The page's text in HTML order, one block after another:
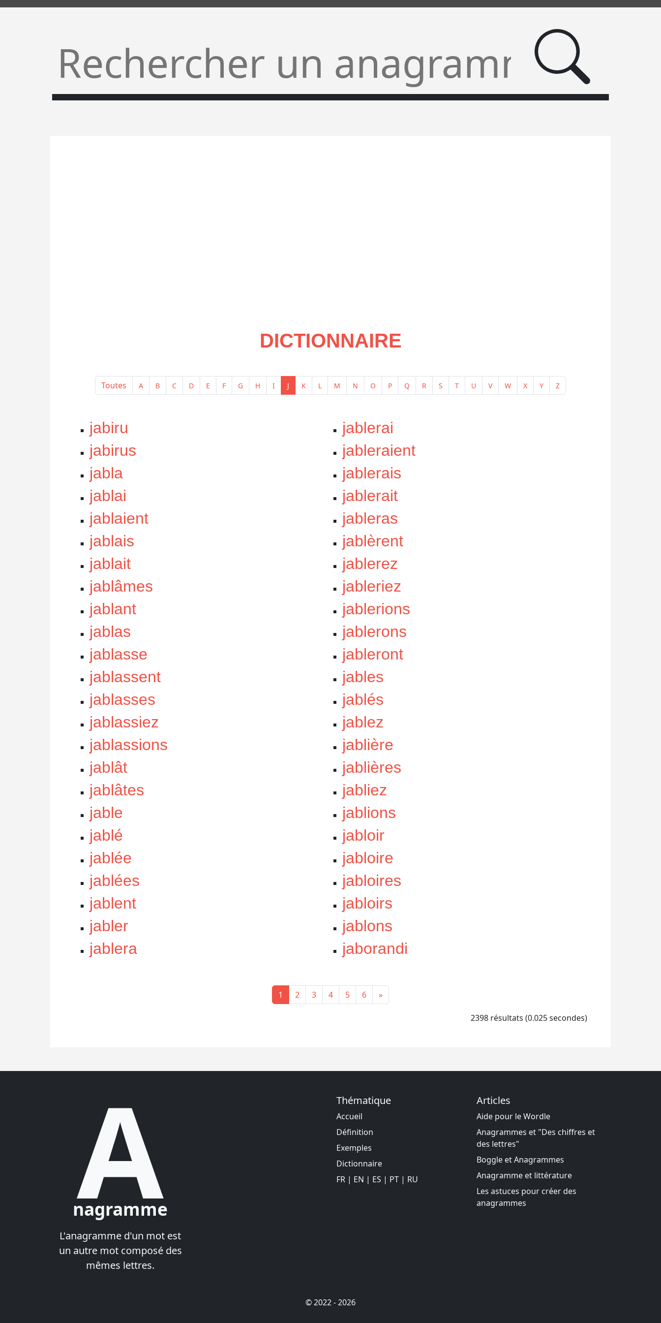
DICTIONNAIRE
Toutes A B C D E F G H I J K L M N O P Q R S T U V W X Y Z
jabiru
jabirus
jabla
jablai
jablaient
jablais
jablait
jablâmes
jablant
jablas
jablasse
jablassent
jablasses
jablassiez
jablassions
jablât
jablâtes
jable
jablé
jablée
jablées
jablent
jabler
jablera
jablerai
jableraient
jablerais
jablerait
jableras
jablèrent
jablerez
jableriez
jablerions
jablerons
jableront
jables
jablés
jablez
jablière
jablières
jabliez
jablions
jabloir
jabloire
jabloires
jabloirs
jablons
jaborandi
1 2 3 4 5 6 »
2398 résultats (0.025 secondes)
A
nagramme
L'anagramme d'un mot est
un autre mot composé des
mêmes lettres.
Thématique
Accueil
Définition
Exemples
Dictionnaire
FR | EN | ES | PT | RU
Articles
Aide pour le Wordle
Anagrammes et "Des chiffres et
des lettres"
Boggle et Anagrammes
Anagramme et littérature
Les astuces pour créer des
anagrammes
© 2022 - 2026